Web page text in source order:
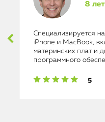
8
Специализируется
iPhone и MacBook,
материнских плат и
программного
5